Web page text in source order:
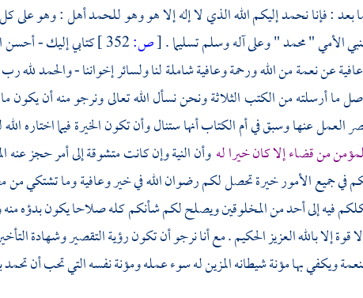
بعد : فإنا نحمد إليكم الله الذي لا إله إلا هو وهو للحمد أهل : وهو
الأمي "محمد" وعلى آله وسلم تسليما .[ص:
كتابي إليك - أحسن
عن نعمة من الله ورحمة وعافية شاملة لنا ولسائر إخواننا - والحمد لله
ما أرسلته من الكتب الثلاثة ونحن نسأل الله تعالى ونرجو منه أن
العمل عنها وسبق في أم الكتاب أنها ستنال وأن تكون الخيرة فيما اختاره
من قضاء إلا كان خيرا لهوأن النية وإن كانت متشوقة إلى أمر حجز عنه
في جميع الأمور خيرة تحصل لكم رضوان الله في خير وعافية وما تشتكي من
فيه إلى أحد من المخلوقين ويصلح لكم شأنكم كله صلاحا يكون بدؤه منه
قوة إلا بالله العزيز الحكيم . مع أنا نرجو أن تكون رؤية التقصير وشهادة
ويكفي بها مؤنة شيطانه المزين له سوء عمله ومؤنة نفسه التي تحب أن تحمد